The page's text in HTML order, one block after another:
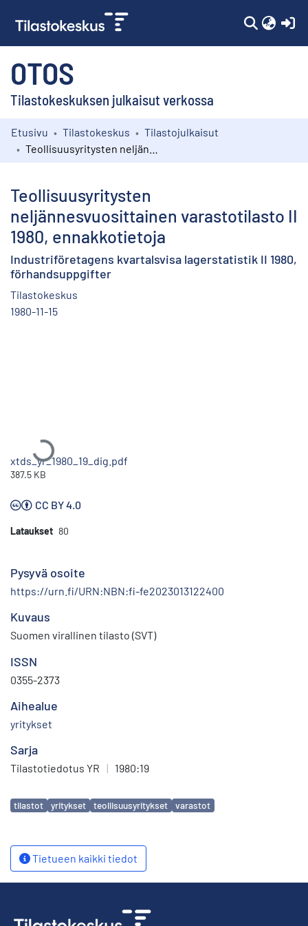
OTOS
Tilastokeskuksen julkaisut verkossa
Kokoelmat
Etusivu Tilastokeskus
Tilastojulkaisut
Teollisuusyritysten
neljännesvuosittainen varastotilasto II
1980, ennakkotietoja
Industriföretagens kvartalsvisa lagerstatistik II 1980,
förhandsuppgifter
Tilastokeskus
1980-11-15
Ladataan...
xtds_yr_1980_19_dig.pdf
387.5 KB
CC BY 4.0
Lataukset 80
Pysyvä osoite
https://urn.fi/URN:NBN:fi-fe2023013122400
Kuvaus
Suomen virallinen tilasto (SVT)
ISSN
0355-2373
Aihealue
yritykset
Sarja
Tilastotiedotus YR | 1980:19
Avainsanat
tilastot yritykset teollisuusyritykset varastot
Tietueen kaikki tiedot